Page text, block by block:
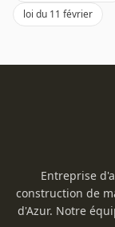
loi du 11 février
Entreprise
construction de
d'Azur. Notre